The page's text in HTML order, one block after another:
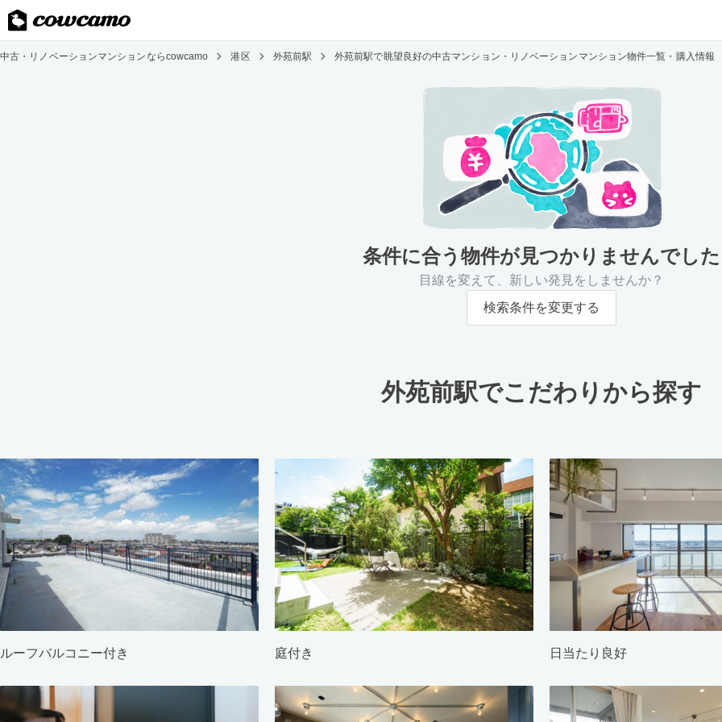
中古・リノベーションマンションならcowcamo 港区 外苑前駅 外苑前駅で眺望良好の中古マンション・リノベーションマンション物件一覧・購入情報
条件に合う物件が見つかりませんでした
目線を変えて、新しい発見をしませんか？
検索条件を変更する
外苑前駅でこだわりから探す
ルーフバルコニー付き 庭付き 日当たり良好